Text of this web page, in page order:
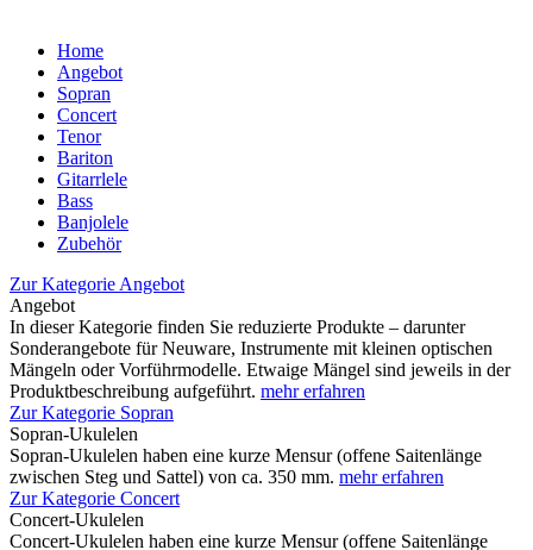
Home
Angebot
Sopran
Concert
Tenor
Bariton
Gitarrlele
Bass
Banjolele
Zubehör
Zur Kategorie Angebot
Angebot
In dieser Kategorie finden Sie reduzierte Produkte – darunter
Sonderangebote für Neuware, Instrumente mit kleinen optischen
Mängeln oder Vorführmodelle. Etwaige Mängel sind jeweils in der
Produktbeschreibung aufgeführt. mehr erfahren
Zur Kategorie Sopran
Sopran-Ukulelen
Sopran-Ukulelen haben eine kurze Mensur (offene Saitenlänge
zwischen Steg und Sattel) von ca. 350 mm. mehr erfahren
Zur Kategorie Concert
Concert-Ukulelen
Concert-Ukulelen haben eine kurze Mensur (offene Saitenlänge